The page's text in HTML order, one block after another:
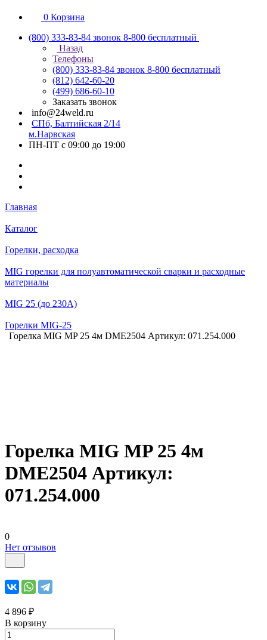
0 Корзина
(800) 333-83-84 звонок 8-800 бесплатный
Назад
Телефоны
(800) 333-83-84 звонок 8-800 бесплатный
(812) 642-60-20
(499) 686-60-10
Заказать звонок
info@24weld.ru
СПб, Балтийская 2/14
м.Нарвская
ПН-ПТ с 09:00 до 19:00
Главная
Каталог
Горелки, расходка
MIG горелки для полуавтоматической сварки и расходные
материалы
MIG 25 (до 230А)
Горелки MIG-25
Горелка MIG MP 25 4м DME2504 Артикул: 071.254.000
Горелка MIG MP 25 4м
DME2504 Артикул:
071.254.000
0
Нет отзывов
4 896 ₽
В корзину